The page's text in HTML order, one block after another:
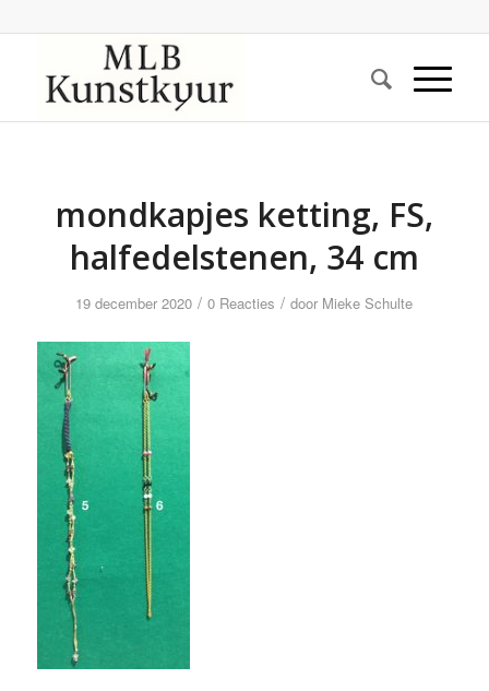
mondkapjes ketting, FS,
halfedelstenen, 34 cm
19 december 2020 / 0 Reacties / door Mieke Schulte